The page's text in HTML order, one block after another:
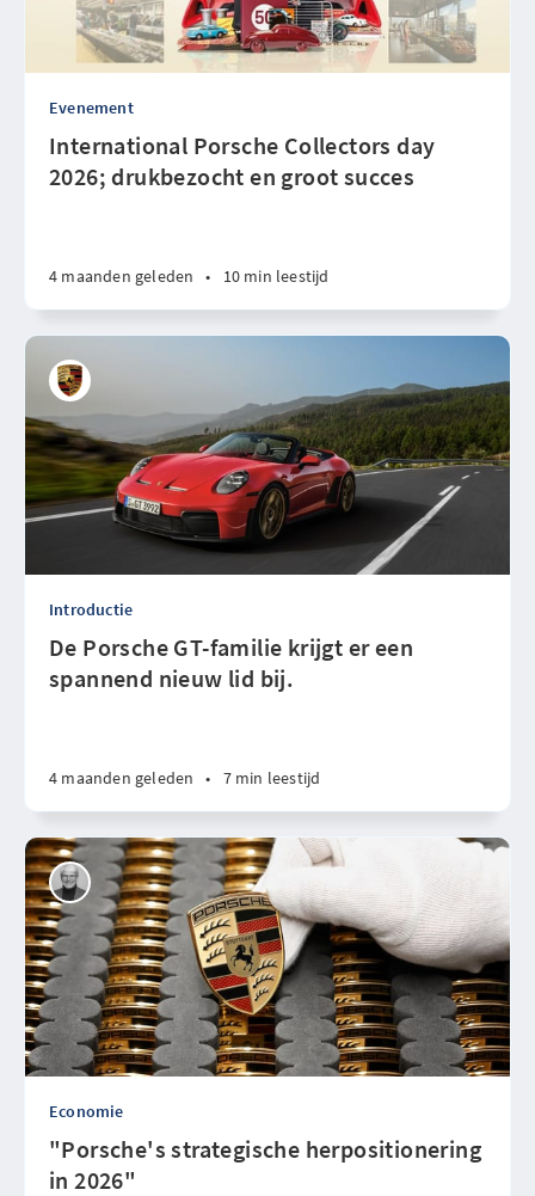
Evenement
International Porsche Collectors day
2026; drukbezocht en groot succes
4 maanden geleden • 10 min leestijd
Introductie
De Porsche GT-familie krijgt er een
spannend nieuw lid bij.
4 maanden geleden • 7 min leestijd
Economie
"Porsche's strategische herpositionering
in 2026"